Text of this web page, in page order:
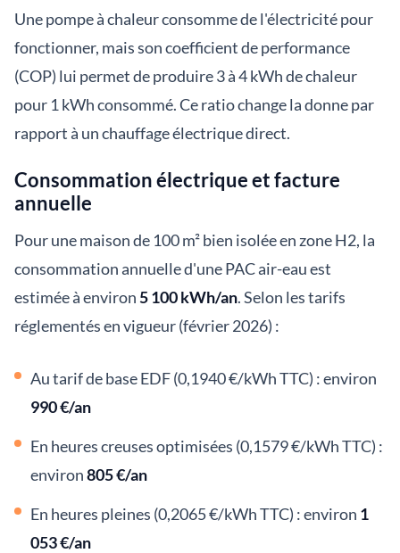
Une pompe à chaleur consomme de l'électricité pour
fonctionner, mais son coefficient de performance
(COP) lui permet de produire 3 à 4 kWh de chaleur
pour 1 kWh consommé. Ce ratio change la donne par
rapport à un chauffage électrique direct.
Consommation électrique et facture
annuelle
Pour une maison de 100 m² bien isolée en zone H2, la
consommation annuelle d'une PAC air-eau est
estimée à environ5 100 kWh/an. Selon les tarifs
réglementés en vigueur (février 2026) :
Au tarif de base EDF (0,1940 €/kWh TTC) : environ
990 €/an
En heures creuses optimisées (0,1579 €/kWh TTC) :
environ805 €/an
En heures pleines (0,2065 €/kWh TTC) : environ 1
053 €/an